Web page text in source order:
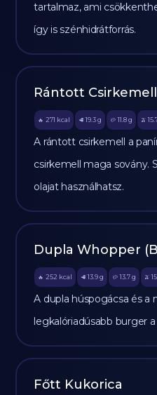
tartalmaz, ami
így is szénhidrátforrás.
Rántott Csirkemell
🔥 271 kcal 🥩 19.3 g 🥔 11.8g 🫒
A rántott csirkemell a
csirkemell maga sovány.
olajat használhatsz.
Dupla Whopper
🔥 252 kcal 🥩 13.9 g 🥔 13.7g 🫒
A dupla húspogácsa és
legkalóriadúsabb burger
Főtt Kukorica